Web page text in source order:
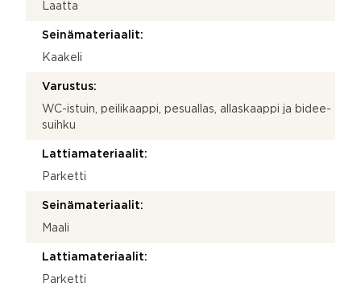
Laatta
Seinämateriaalit:
Kaakeli
Varustus:
WC-istuin, peilikaappi, pesuallas, allaskaappi ja bidee-
suihku
Lattiamateriaalit:
Parketti
Seinämateriaalit:
Maali
Lattiamateriaalit:
Parketti